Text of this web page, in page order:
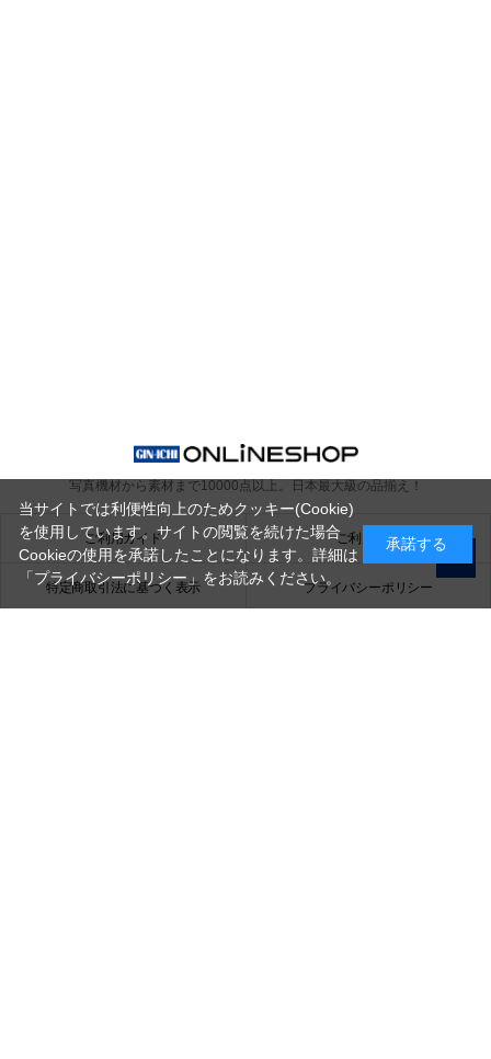
写真機材から素材まで10000点以上。 日本最大級の品揃え！
ご利用ガイド ご利用規約
特定商取引法に基づく表示 プライバシーポリシー
当サイトでは利便性向上のためクッキー(Cookie)
を使用しています。サイトの閲覧を続けた場合
Cookieの使用を承諾したことになります。詳細は
「プライバシーポリシー」 をお読みください。
承諾する